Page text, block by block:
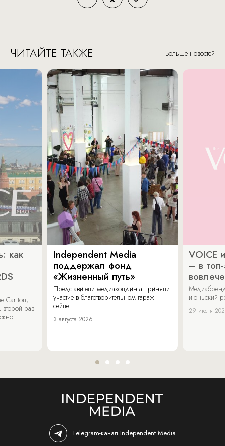
ЧИТАЙТЕ ТАКЖЕ Больше новостей
как
Carlton,
раз
Independent Media
поддержал фонд
«Жизненный путь»
Представители медиахолдинга приняли
участие в благотворительном гараж-
сейле.
3 августа 2026
VOICE
– в
июньский
29 июля
Telegram-канал Independent Media